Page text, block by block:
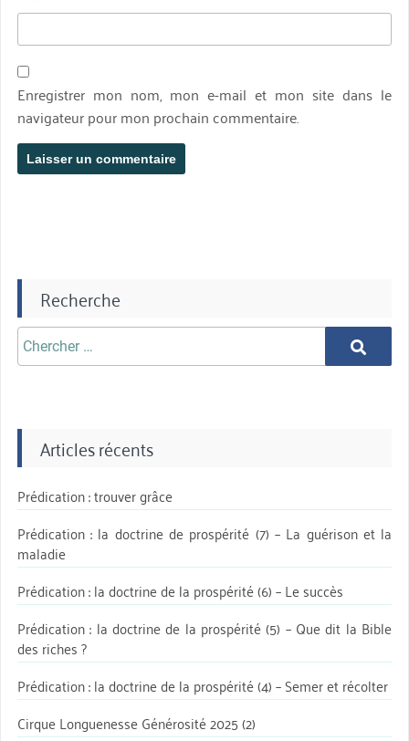
Enregistrer mon nom, mon e-mail et mon site dans le
navigateur pour mon prochain commentaire.
Recherche
Chercher
aprè:
Chercher
Articles récents
Prédication : trouver grâce
Prédication : la doctrine de prospérité (7) – La guérison et la
maladie
Prédication : la doctrine de la prospérité (6) – Le succès
Prédication : la doctrine de la prospérité (5) – Que dit la Bible
des riches ?
Prédication : la doctrine de la prospérité (4) – Semer et récolter
Cirque Longuenesse Générosité 2025 (2)